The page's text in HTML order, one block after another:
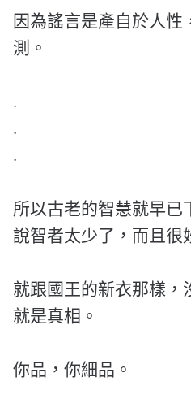
因為謠言是產自於人
測。
.
.
.
所以古老的智慧就早
說智者太少了，而且很
就跟國王的新衣那樣
就是真相。
你品，你細品。